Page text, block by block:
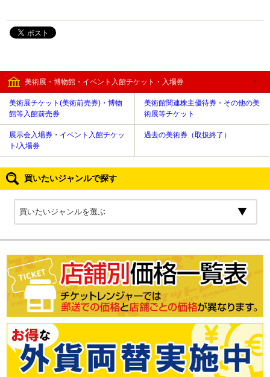
美術展・博物館・イベント入館チケット・入場券
美術展チケット(美術前売券)・博物
館等入館前売券
美術館関連株主優待券・その他の美
術展等チケット
展示会入場券・イベント入館チケッ
ト/入場券
過去の美術券（取扱終了）
買いたいジャンルで探す